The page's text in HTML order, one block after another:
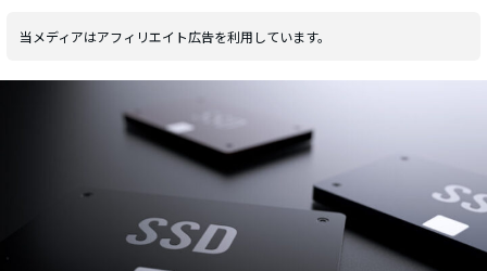
当メディアはアフィリエイト広告を利用しています。